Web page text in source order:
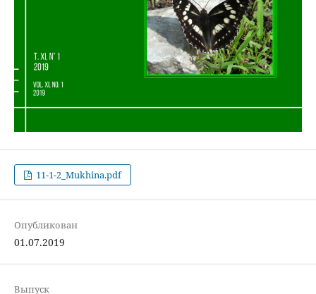
11-1-2_Mukhina.pdf
Опубликован
01.07.2019
Выпуск